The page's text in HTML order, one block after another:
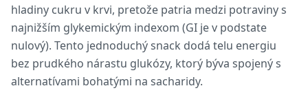
hladiny cukru v krvi, pretože patria medzi potraviny s
najnižším glykemickým indexom (GI je v podstate
nulový). Tento jednoduchý snack dodá telu energiu
bez prudkého nárastu glukózy, ktorý býva spojený s
alternatívami bohatými na sacharidy.